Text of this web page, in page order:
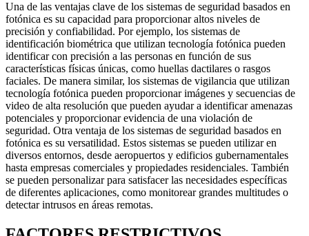
Una de las ventajas clave de los sistemas de seguridad basados ​​en
fotónica es su capacidad para proporcionar altos niveles de
precisión y confiabilidad. Por ejemplo, los sistemas de
identificación biométrica que utilizan tecnología fotónica pueden
identificar con precisión a las personas en función de sus
características físicas únicas, como huellas dactilares o rasgos
faciales. De manera similar, los sistemas de vigilancia que utilizan
tecnología fotónica pueden proporcionar imágenes y secuencias de
video de alta resolución que pueden ayudar a identificar amenazas
potenciales y proporcionar evidencia de una violación de
seguridad. Otra ventaja de los sistemas de seguridad basados ​​en
fotónica es su versatilidad. Estos sistemas se pueden utilizar en
diversos entornos, desde aeropuertos y edificios gubernamentales
hasta empresas comerciales y propiedades residenciales. También
se pueden personalizar para satisfacer las necesidades específicas
de diferentes aplicaciones, como monitorear grandes multitudes o
detectar intrusos en áreas remotas.